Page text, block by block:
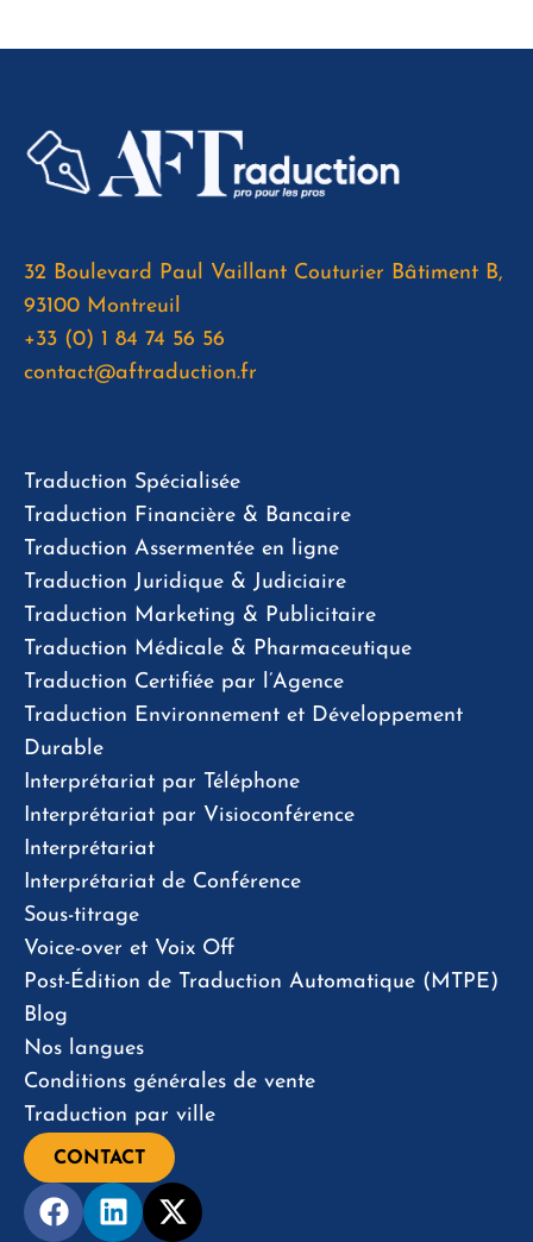
32 Boulevard Paul Vaillant Couturier Bâtiment B,
93100 Montreuil
+33 (0) 1 84 74 56 56
contact@aftraduction.fr
Traduction Spécialisée
Traduction Financière & Bancaire
Traduction Assermentée en ligne
Traduction Juridique & Judiciaire
Traduction Marketing & Publicitaire
Traduction Médicale & Pharmaceutique
Traduction Certifiée par l’Agence
Traduction Environnement et Développement
Durable
Interprétariat par Téléphone
Interprétariat par Visioconférence
Interprétariat
Interprétariat de Conférence
Sous-titrage
Voice-over et Voix Off
Post-Édition de Traduction Automatique (MTPE)
Blog
Nos langues
Conditions générales de vente
Traduction par ville
CONTACT